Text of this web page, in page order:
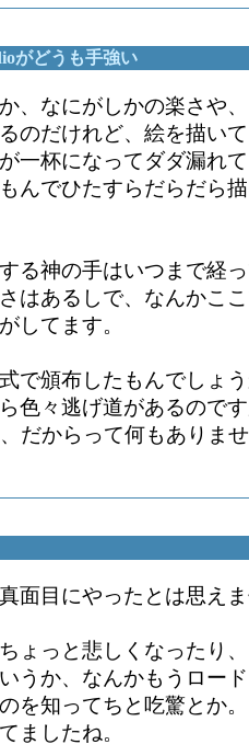
がどうも手強い
、なにがしかの楽さや
のだけれど、絵を描い
一杯になってダダ漏れ
んでひたすらだらだら
る神の手はいつまで経
はあるしで、なんかこ
してます。
で頒布したもんでしょ
色々逃げ道があるので
だからって何もありま
面目にやったとは思え
ょっと悲しくなったり
うか、なんかもうロー
を知ってちと吃驚とか
ましたね。